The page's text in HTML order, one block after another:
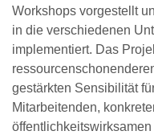
Workshops vorgestellt
in die verschiedenen
implementiert. Das
gestärkten Sensibilität
Mitarbeitenden,